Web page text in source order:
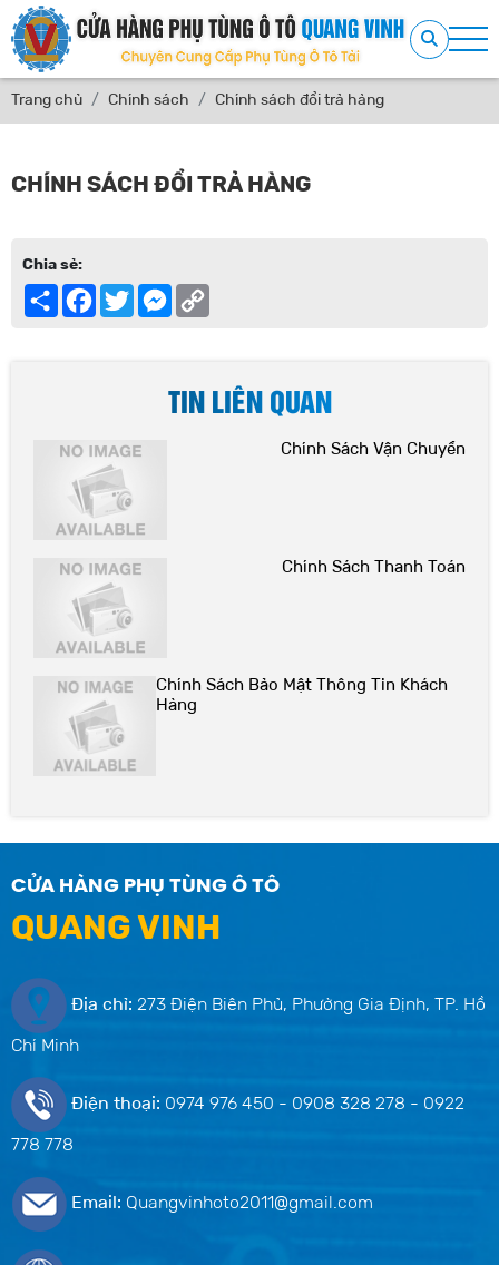
Trang chủ Chính sách Chính sách đổi trả hàng
CHÍNH SÁCH ĐỔI TRẢ HÀNG
Chia sẻ:
Share
Facebook
Twitter Messenger
TIN LIÊN QUAN
Chính Sách Vận Chuyển
Chính Sách Thanh Toán
Chính Sách Bảo Mật Thông Tin Khách
Hàng
CỬA HÀNG PHỤ TÙNG Ô TÔ
QUANG VINH
Địa chỉ: 273 Điện Biên Phủ, Phường Gia Định, TP. Hồ
Chí Minh
Điện thoại: 0974 976 450 - 0908 328 278 - 0922
778 778
Email: Quangvinhoto2011@gmail.com